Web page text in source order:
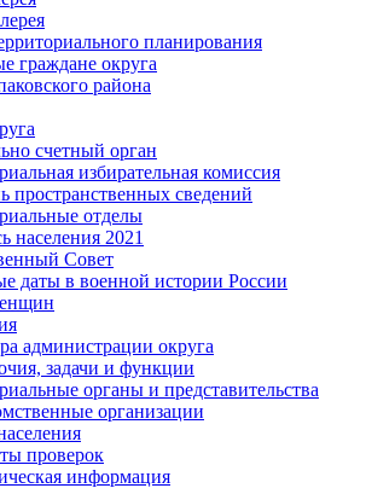
планирования
граждане округа
района
счетный орган
избирательная комиссия
пространственных сведений
отделы
населения 2021
Совет
даты в военной истории России
администрации округа
задачи и функции
органы и представительства
организации
проверок
информация